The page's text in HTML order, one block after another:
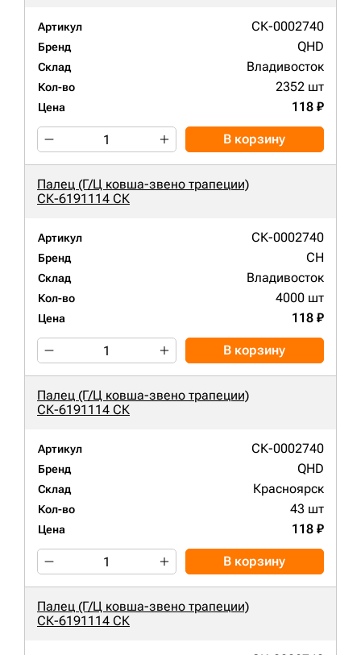
Артикул СК-0002740
Бренд QHD
Склад Владивосток
Кол-во 2352 шт
Цена 118 ₽
В корзину
Палец (Г/Ц ковша-звено трапеции)
СК-6191114 СК
Артикул СК-0002740
Бренд CH
Склад Владивосток
Кол-во 4000 шт
Цена 118 ₽
В корзину
Палец (Г/Ц ковша-звено трапеции)
СК-6191114 СК
Артикул СК-0002740
Бренд QHD
Склад Красноярск
Кол-во 43 шт
Цена 118 ₽
В корзину
Палец (Г/Ц ковша-звено трапеции)
СК-6191114 СК